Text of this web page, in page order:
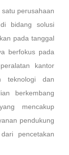
perusahaan
bidang solusi
pada tanggal
berfokus pada
kantor
teknologi dan
berkembang
mencakup
pendukung
pencetakan